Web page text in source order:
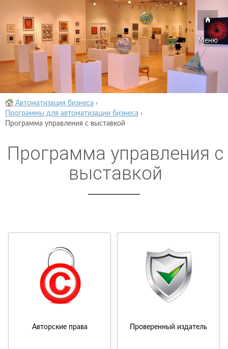
Меню
Автоматизация бизнеса ›
Программы для автоматизации бизнеса ›
Программа управления с выставкой
Программа управления с
выставкой
Авторские права Проверенный издатель